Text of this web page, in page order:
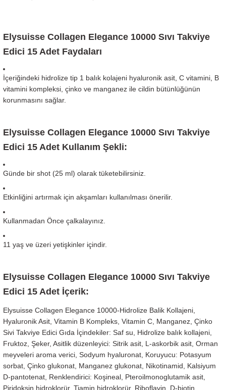
Elysuisse Collagen Elegance 10000 Sıvı Takviye
Edici 15 Adet Faydaları
İçeriğindeki hidrolize tip 1 balık kolajeni hyaluronik asit, C vitamini, B
vitamini kompleksi, çinko ve manganez ile cildin bütünlüğünün
korunmasını sağlar.
Elysuisse Collagen Elegance 10000 Sıvı Takviye
Edici 15 Adet Kullanım Şekli:
Günde bir shot (25 ml) olarak tüketebilirsiniz.
Etkinliğini artırmak için akşamları kullanılması önerilir.
Kullanmadan Önce çalkalayınız.
11 yaş ve üzeri yetişkinler içindir.
Elysuisse Collagen Elegance 10000 Sıvı Takviye
Edici 15 Adet İçerik:
Elysuisse Collagen Elegance 10000-Hidrolize Balik Kollajeni,
Hyaluronik Asit, Vitamin B Kompleks, Vitamin C, Manganez, Çinko
Sivi Takviye Edici Gıda İçindekiler: Saf su, Hidrolize balık kollajeni,
Fruktoz, Şeker, Asitlik düzenleyici: Sitrik asit, L-askorbik asit, Orman
meyveleri aroma verici, Sodyum hyaluronat, Koruyucu: Potasyum
sorbat, Çinko glukonat, Manganez glukonat, Nikotinamid, Kalsiyum
D-pantotenat, Renklendirici: Koşineal, Pteroilmonoglutamik asit,
Piridoksin hidroklorür, Tiamin hidroklorür, Riboflavin, D-biotin,